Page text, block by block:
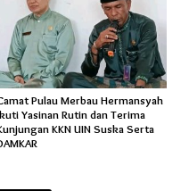
Pulau Merbau Hermansyah
Yasinan Rutin dan Terima
KKN UIN Suska Serta